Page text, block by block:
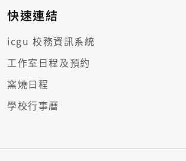
快速連結
icgu 校務資訊系統
工作室日程及預約
窯燒日程
學校行事曆